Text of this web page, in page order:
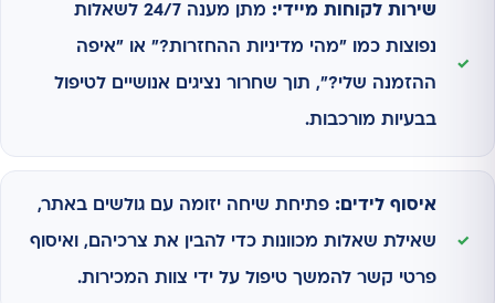
שירות לקוחות מיידי: מתן מענה 24/7 לשאלות
נפוצות כמו "מהי מדיניות ההחזרות?" או "איפה
ההזמנה שלי?", תוך שחרור נציגים אנושיים לטיפול
בבעיות מורכבות.
איסוף לידים: פתיחת שיחה יזומה עם גולשים באתר,
שאילת שאלות מכוונות כדי להבין את צרכיהם, ואיסוף
פרטי קשר להמשך טיפול על ידי צוות המכירות.